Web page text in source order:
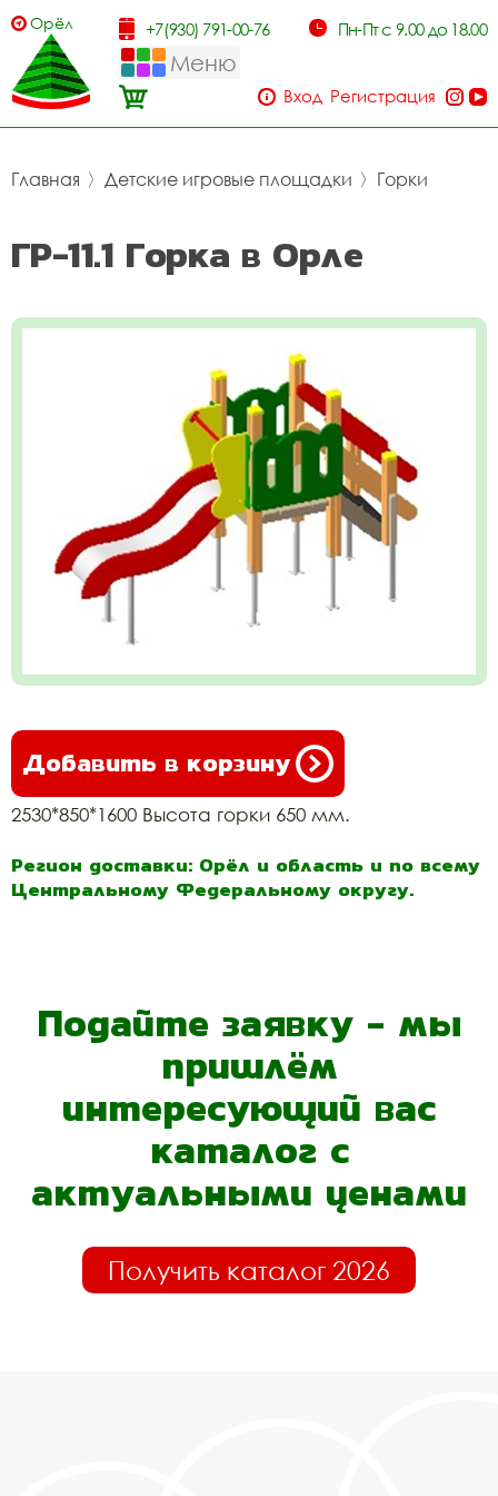
Орёл +7(930) 791-00-76 Пн-Пт с 9.00 до 18.00
Меню
Вход Регистрация
Главная 〉 Детские игровые площадки 〉 Горки
ГР-11.1 Горка в Орле
Добавить в корзину
2530*850*1600 Высота горки 650 мм.
Регион доставки: Орёл и область и по всему
Центральному Федеральному округу.
Подайте заявку - мы
пришлём
интересующий вас
каталог с
актуальными ценами
Получить каталог 2026